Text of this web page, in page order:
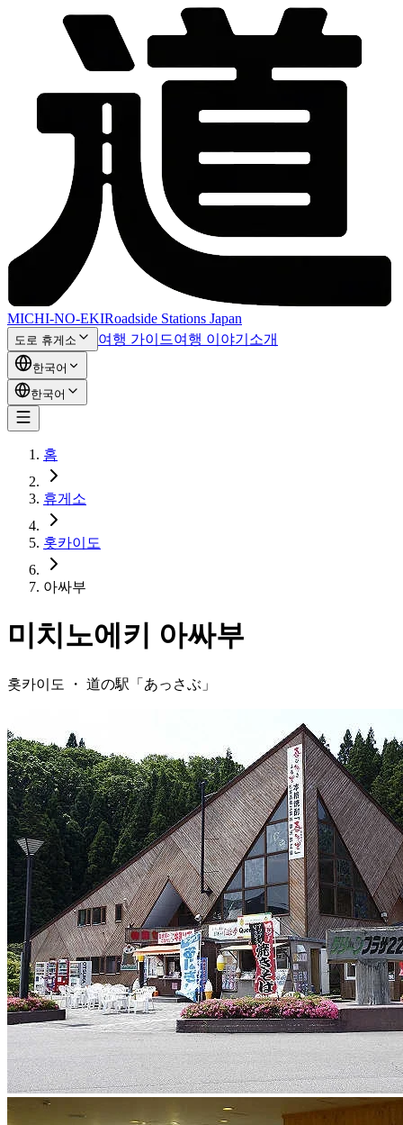
MICHI-NO-EKIRoadside Stations Japan
도로 휴게소 여행 가이드여행 이야기 소개
한국어
한국어
홈
휴게소
홋카이도
아싸부
미치노에키 아싸부
홋카이도 ・ 道の駅「 あっさぶ 」